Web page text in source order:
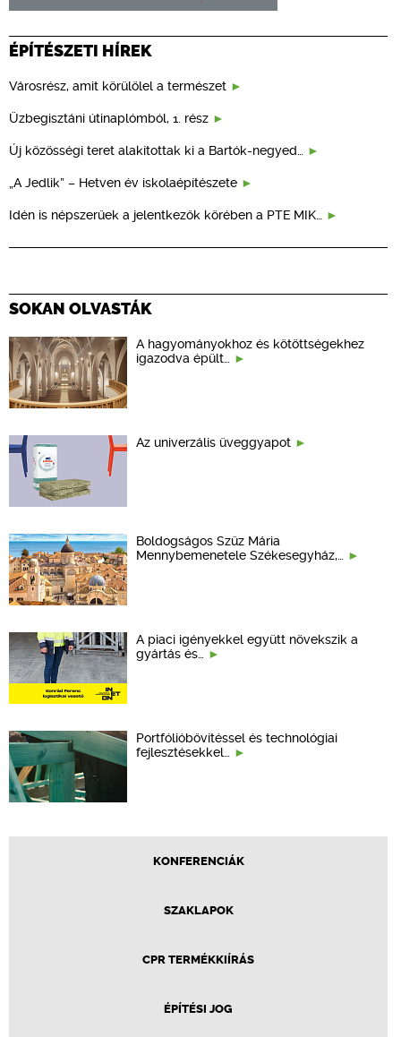
ÉPÍTÉSZETI HÍREK
Városrész, amit körülölel a természet
Üzbegisztáni útinaplómból, 1. rész
Új közösségi teret alakítottak ki a Bartók-negyed…
„A Jedlik” – Hetven év iskolaépítészete
Idén is népszerűek a jelentkezők körében a PTE MIK…
SOKAN OLVASTÁK
A hagyományokhoz és kötöttségekhez
igazodva épült…
Az univerzális üveggyapot
Boldogságos Szűz Mária
Mennybemenetele Székesegyház,…
A piaci igényekkel együtt növekszik a
gyártás és…
Portfólióbővítéssel és technológiai
fejlesztésekkel…
KONFERENCIÁK
SZAKLAPOK
CPR TERMÉKKIÍRÁS
ÉPÍTÉSI JOG